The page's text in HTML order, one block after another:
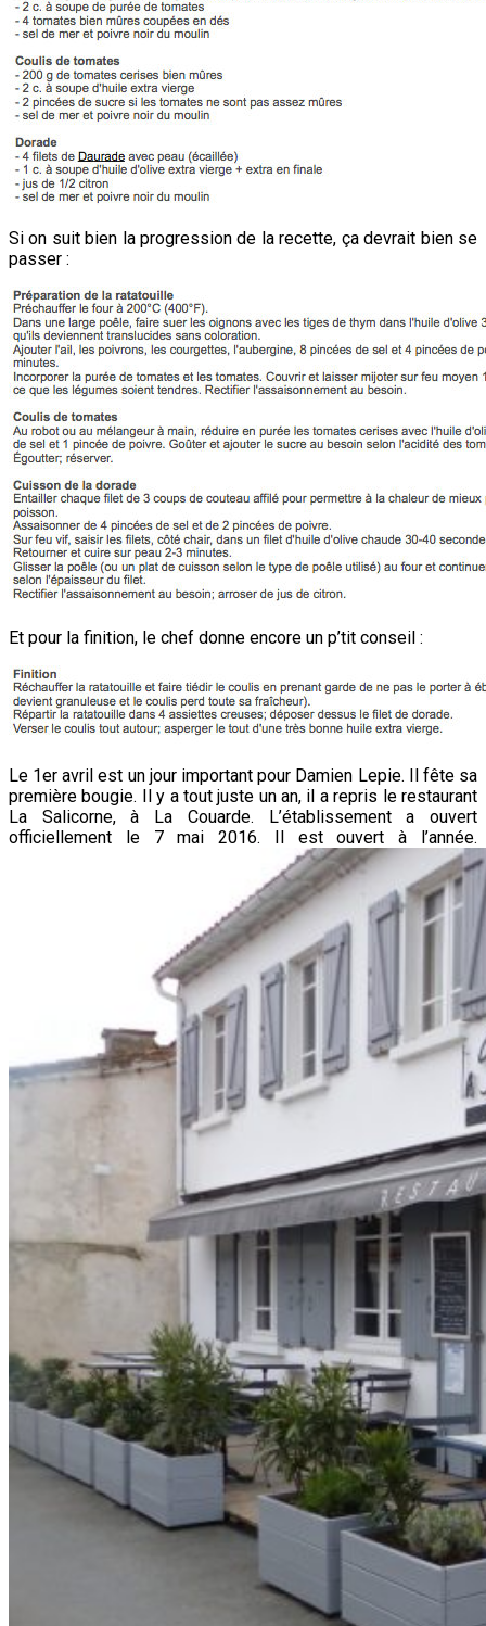
Si on suit bien la progression de la recette, ça devrait bien se
passer :
Et pour la finition, le chef donne encore un p’tit conseil :
Le 1er avril est un jour important pour Damien Lepie. Il fête sa
première bougie. Il y a tout juste un an, il a repris le restaurant
La Salicorne, à La Couarde. L’établissement a ouvert
officiellement le 7 mai 2016. Il est ouvert à l’année.